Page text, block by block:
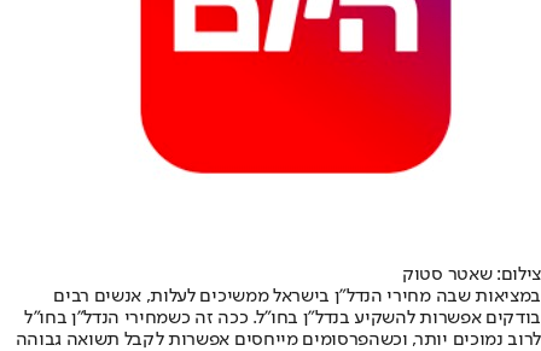
צילום: שאטר סטוק
במציאות שבה מחירי הנדל”ן בישראל ממשיכים לעלות, אנשים רבים
בודקים אפשרות להשקיע בנדל”ן בחו”ל. ככה זה כשמחירי הנדל”ן בחו”ל
לרוב נמוכים יותר, וכשהפרסומים מייחסים אפשרות לקבל תשואה גבוהה